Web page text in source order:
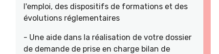
l'emploi, des dispositifs de formations et des
évolutions réglementaires
- Une aide dans la réalisation de votre dossier
de demande de prise en charge bilan de